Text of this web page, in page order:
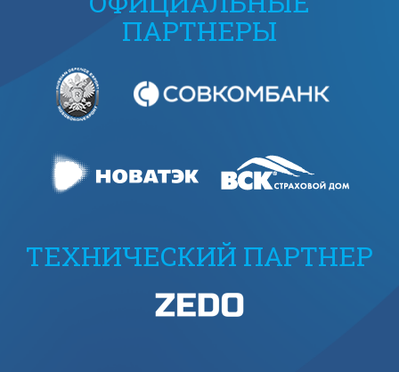
ПАРТНЕРЫ
ТЕХНИЧЕСКИЙ ПАРТНЕР